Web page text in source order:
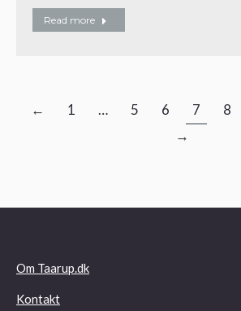
Read more
← 1 … 5 6 7 8
→
Om Taarup.dk
Kontakt